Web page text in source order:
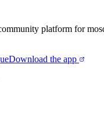
platform for
Download the app